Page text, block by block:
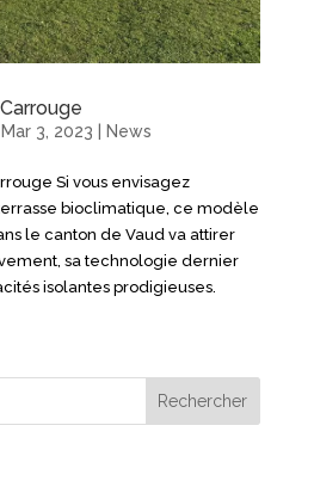
Mar 3, 2023 News
Si vous envisagez
bioclimatique, ce modèle
le canton de Vaud va attirer
sa technologie dernier
isolantes prodigieuses.